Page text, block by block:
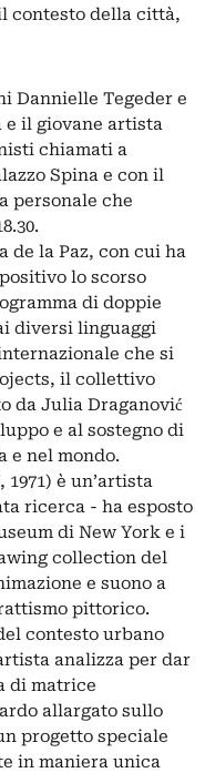
contesto della città,
Dannielle Tegeder e
e il giovane artista
chiamati a
Spina e con il
personale che
de la Paz, con cui ha
lo scorso
di doppie
diversi linguaggi
che si
il collettivo
da Julia Draganović
e al sostegno di
e nel mondo.
è un’artista
ricerca - ha esposto
di New York e i
collection del
e suono a
pittorico.
contesto urbano
analizza per dar
di matrice
allargato sullo
progetto speciale
in maniera unica